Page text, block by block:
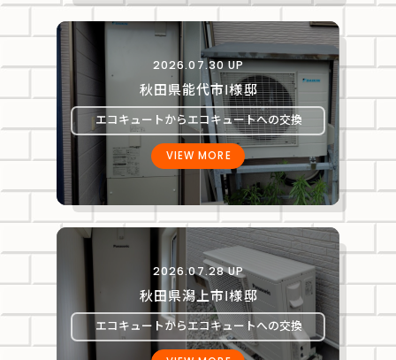
2026.07.30 UP
秋田県能代市Ⅰ様邸
エコキュートからエコキュートへの交換
VIEW MORE
2026.07.28 UP
秋田県潟上市Ⅰ様邸
エコキュートからエコキュートへの交換